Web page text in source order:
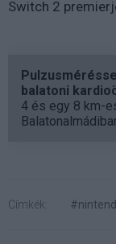
Switch 2
balatoni
4 és egy 8 km-
Címkék: